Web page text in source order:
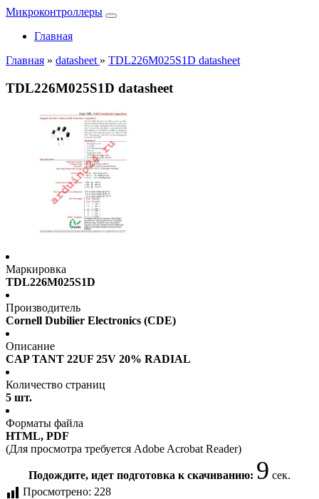
Микроконтроллеры
Главная
Главная » datasheet » TDL226M025S1D datasheet
TDL226M025S1D datasheet
Маркировка
TDL226M025S1D
Производитель
Cornell Dubilier Electronics (CDE)
Описание
CAP TANT 22UF 25V 20% RADIAL
Количество страниц
5 шт.
Форматы файла
HTML, PDF
(Для просмотра требуется Adobe Acrobat Reader)
Подождите, идет подготовка к скачиванию: 9 сек.
Просмотрено: 228